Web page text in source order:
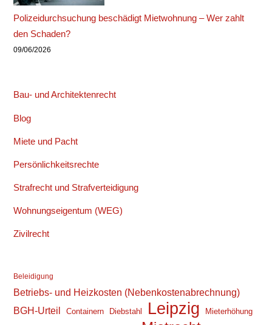
Polizeidurchsuchung beschädigt Mietwohnung – Wer zahlt
den Schaden?
09/06/2026
Bau- und Architektenrecht
Blog
Miete und Pacht
Persönlichkeitsrechte
Strafrecht und Strafverteidigung
Wohnungseigentum (WEG)
Zivilrecht
Beleidigung
Betriebs- und Heizkosten (Nebenkostenabrechnung)
BGH-Urteil Containern Diebstahl Leipzig Mieterhöhung